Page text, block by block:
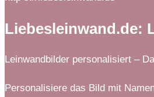
Liebesleinwand.de:
Leinwandbilder personalisiert –
Personalisiere das Bild mit